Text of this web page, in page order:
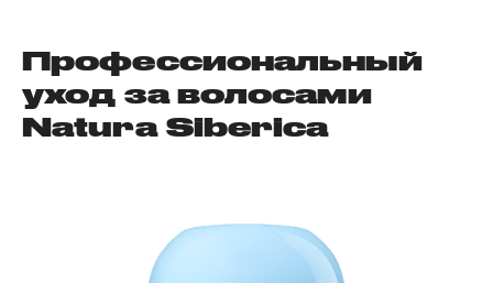
Профессиональный
уход за волосами
Natura Siberica